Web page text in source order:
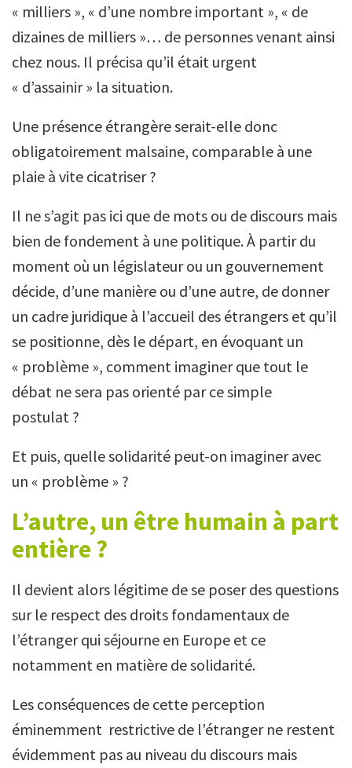
« milliers », « d’une nombre important », « de
dizaines de milliers »… de personnes venant ainsi
chez nous. Il précisa qu’il était urgent
« d’assainir » la situation.
Une présence étrangère serait-elle donc
obligatoirement malsaine, comparable à une
plaie à vite cicatriser ?
Il ne s’agit pas ici que de mots ou de discours mais
bien de fondement à une politique. À partir du
moment où un législateur ou un gouvernement
décide, d’une manière ou d’une autre, de donner
un cadre juridique à l’accueil des étrangers et qu’il
se positionne, dès le départ, en évoquant un
« problème », comment imaginer que tout le
débat ne sera pas orienté par ce simple
postulat ?
Et puis, quelle solidarité peut-on imaginer avec
un « problème » ?
L’autre, un être humain à part
entière ?
Il devient alors légitime de se poser des questions
sur le respect des droits fondamentaux de
l’étranger qui séjourne en Europe et ce
notamment en matière de solidarité.
Les conséquences de cette perception
éminemment restrictive de l’étranger ne restent
évidemment pas au niveau du discours mais